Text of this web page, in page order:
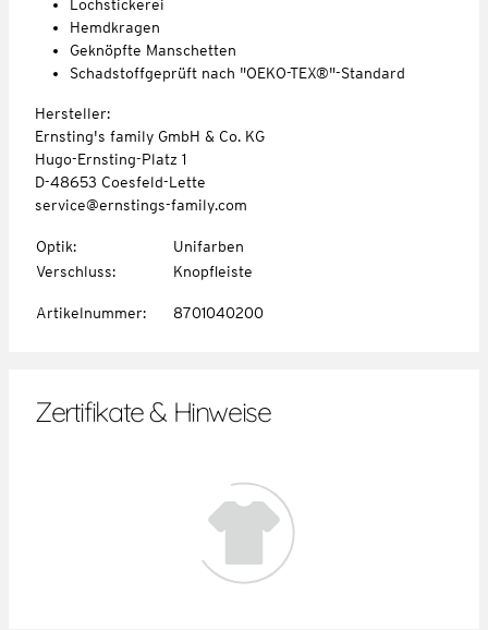
Lochstickerei
Hemdkragen
Geknöpfte Manschetten
Schadstoffgeprüft nach "OEKO-TEX®"-Standard
Hersteller:
Ernsting's family GmbH & Co. KG
Hugo-Ernsting-Platz 1
D-48653 Coesfeld-Lette
service@ernstings-family.com
Optik:
Unifarben
Verschluss: Knopfleiste
Artikelnummer: 8701040200
Zertifikate & Hinweise